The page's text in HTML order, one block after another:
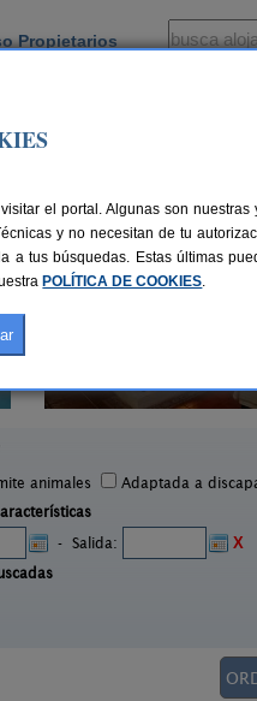
Propietarios
animales
Adaptada a
- Salida:
X
el portal. Algunas son nuestras
y no necesitan de tu
tus búsquedas. Estas últimas
POLÍTICA DE COOKIES.